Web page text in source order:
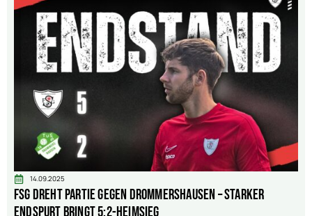
14.09.2025
FSG dreht Partie gegen Drommershausen – starker
Endspurt bringt 5:2-Heimsieg